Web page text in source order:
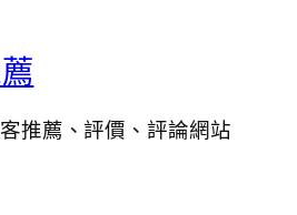
推薦、評價、評論網站